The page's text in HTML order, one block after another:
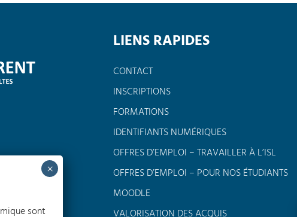
LIENS RAPIDES
CONTACT
INSCRIPTIONS
FORMATIONS
IDENTIFIANTS NUMÉRIQUES
OFFRES D’EMPLOI – TRAVAILLER À L’ISL
OFFRES D’EMPLOI – POUR NOS ÉTUDIANTS
MOODLE
sont